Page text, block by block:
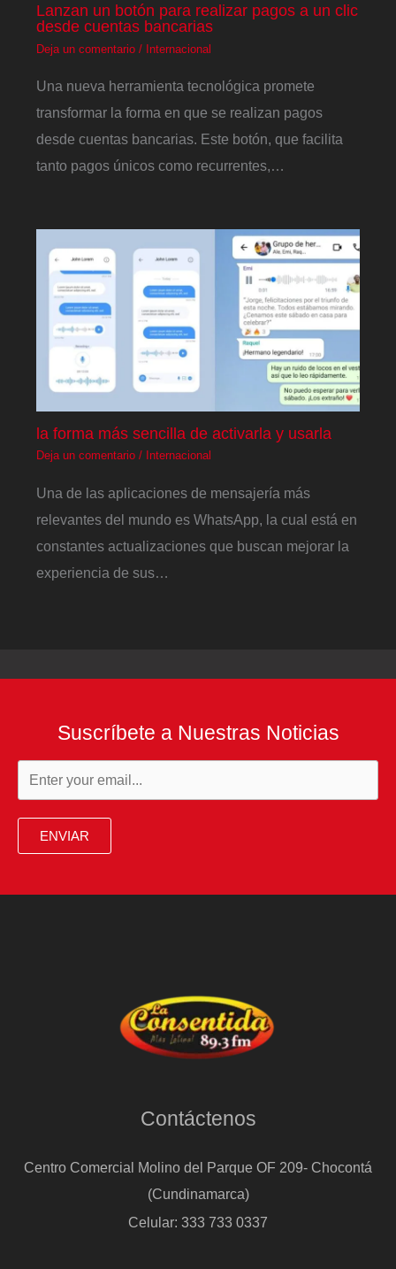
Lanzan un botón para realizar pagos a un clic
desde cuentas bancarias
Deja un comentario / Internacional
Una nueva herramienta tecnológica promete
transformar la forma en que se realizan pagos
desde cuentas bancarias. Este botón, que facilita
tanto pagos únicos como recurrentes,…
la forma más sencilla de activarla y usarla
Deja un comentario / Internacional
Una de las aplicaciones de mensajería más
relevantes del mundo es WhatsApp, la cual está en
constantes actualizaciones que buscan mejorar la
experiencia de sus…
Suscríbete a Nuestras Noticias
ENVIAR
Contáctenos
Centro Comercial Molino del Parque OF 209- Chocontá
(Cundinamarca)
Celular: 333 733 0337